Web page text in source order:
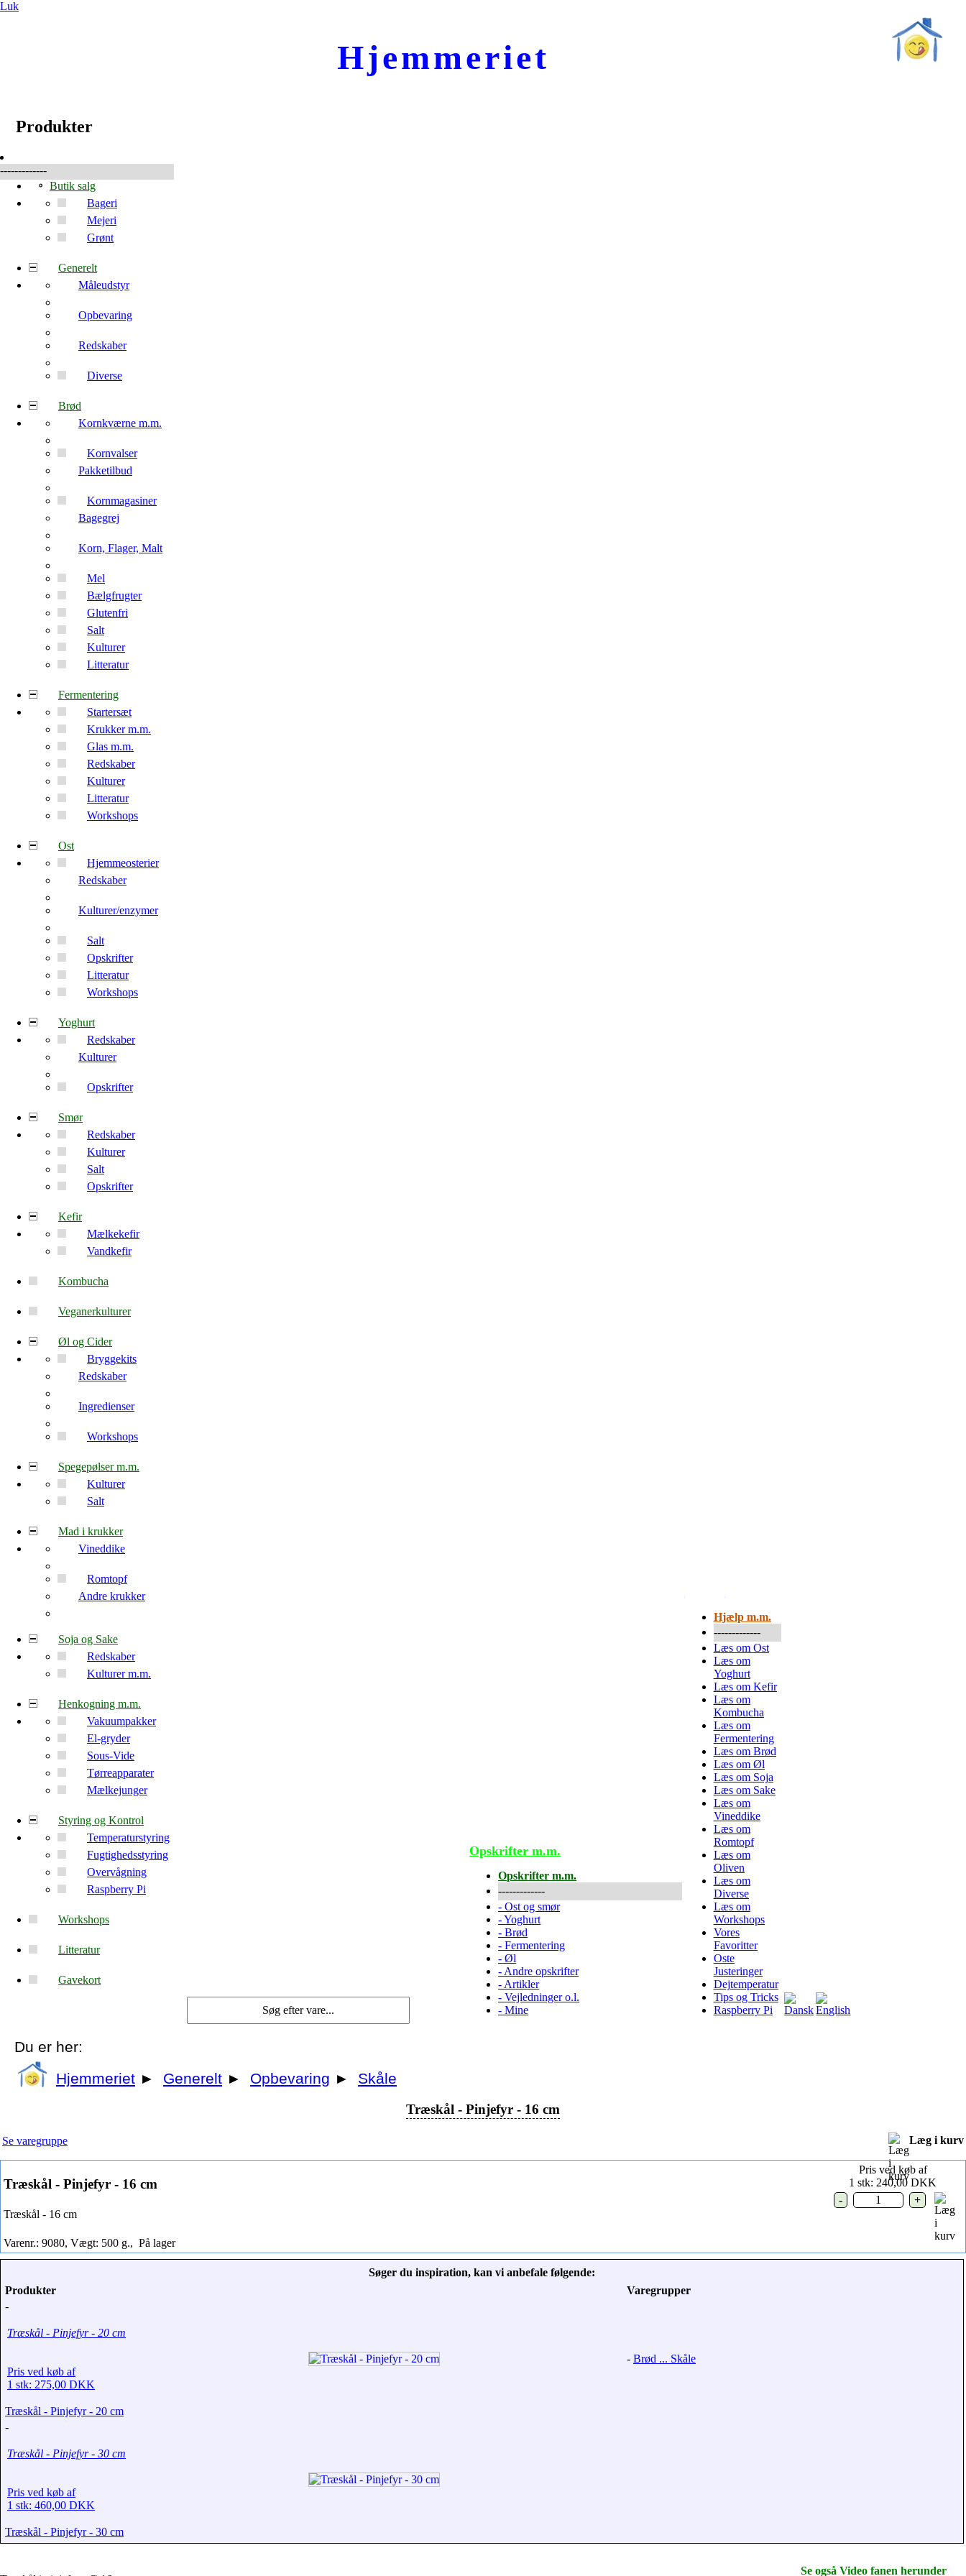
Luk
Hjemmeriet
Produkter
-------------
Butik salg
Bageri
Mejeri
Grønt
Generelt
Måleudstyr
Opbevaring
Redskaber
Diverse
Brød
Kornkværne m.m.
Kornvalser
Pakketilbud
Kornmagasiner
Bagegrej
Korn, Flager, Malt
Mel
Bælgfrugter
Glutenfri
Salt
Kulturer
Litteratur
Fermentering
Startersæt
Krukker m.m.
Glas m.m.
Redskaber
Kulturer
Litteratur
Workshops
Ost
Hjemmeosterier
Redskaber
Kulturer/enzymer
Salt
Opskrifter
Litteratur
Workshops
Yoghurt
Redskaber
Kulturer
Opskrifter
Smør
Redskaber
Kulturer
Salt
Opskrifter
Kefir
Mælkekefir
Vandkefir
Kombucha
Veganerkulturer
Øl og Cider
Bryggekits
Redskaber
Ingredienser
Workshops
Spegepølser m.m.
Kulturer
Salt
Mad i krukker
Vineddike
Romtopf
Andre krukker
Soja og Sake
Redskaber
Kulturer m.m.
Henkogning m.m.
Vakuumpakker
El-gryder
Sous-Vide
Tørreapparater
Mælkejunger
Styring og Kontrol
Temperaturstyring
Fugtighedsstyring
Overvågning
Raspberry Pi
Workshops
Litteratur
Gavekort
Opskrifter m.m.
Opskrifter m.m.
-------------
-Ost og smør
-Yoghurt
-Brød
-Fermentering
-Øl
- Andre opskrifter
- Artikler
-Vejledninger o.l.
-Mine
Hjælp m.m.
-------------
Læs om Ost
Læs om
Yoghurt
Læs om Kefir
Læs om
Kombucha
Læs om
Fermentering
Læs om Brød
Læs om Øl
Læs om Soja
Læs om Sake
Læs om
Vineddike
Læs om
Romtopf
Læs om
Oliven
Læs om
Diverse
Læs om
Workshops
Vores
Favoritter
Oste
Justeringer
Dejtemperatur
Tips og Tricks
Raspberry Pi
Du er her:
Hjemmeriet ► Generelt ► Opbevaring ► Skåle
Træskål - Pinjefyr - 16 cm
Se varegruppe Læg i kurv
Træskål - Pinjefyr - 16 cm
Træskål - 16 cm
Varenr.: 9080, Vægt: 500 g., På lager
Pris ved køb af
1 stk: 240,00 DKK
Søger du inspiration, kan vi anbefale følgende:
Produkter
Varegrupper
-
Træskål - Pinjefyr - 20 cm
Pris ved køb af
1 stk: 275,00 DKK
Træskål - Pinjefyr - 20 cm
- Brød ... Skåle
-
Træskål - Pinjefyr - 30 cm
Pris ved køb af
1 stk: 460,00 DKK
Træskål - Pinjefyr - 30 cm
Se også Video fanen herunder